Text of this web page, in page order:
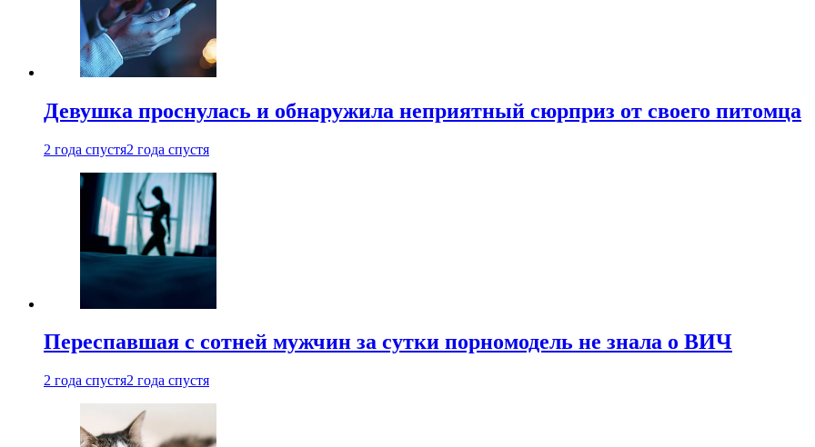
Девушка проснулась и обнаружила неприятный сюрприз от своего питомца
2 года спустя2 года спустя
Переспавшая с сотней мужчин за сутки порномодель не знала о ВИЧ
2 года спустя2 года спустя